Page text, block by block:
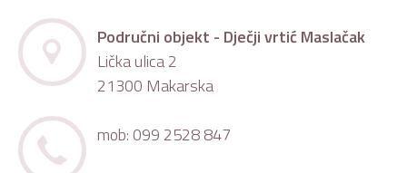
Područni objekt - Dječji vrtić Maslačak
Lička ulica 2
21300 Makarska
mob: 099 2528 847